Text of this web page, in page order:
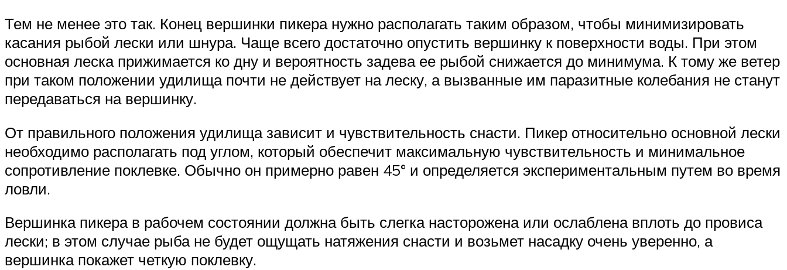
Тем не менее это так. Конец вершинки пикера нужно располагать таким образом, чтобы минимизировать
касания рыбой лески или шнура. Чаще всего достаточно опустить вершинку к поверхности воды. При этом
основная леска прижимается ко дну и вероятность задева ее рыбой снижается до минимума. К тому же ветер
при таком положении удилища почти не действует на леску, а вызванные им паразитные колебания не станут
передаваться на вершинку.
От правильного положения удилища зависит и чувствительность снасти. Пикер относительно основной лески
необходимо располагать под углом, который обеспечит максимальную чувствительность и минимальное
сопротивление поклевке. Обычно он примерно равен 45° и определяется экспериментальным путем во время
ловли.
Вершинка пикера в рабочем состоянии должна быть слегка насторожена или ослаблена вплоть до провиса
лески; в этом случае рыба не будет ощущать натяжения снасти и возьмет насадку очень уверенно, а
вершинка покажет четкую поклевку.